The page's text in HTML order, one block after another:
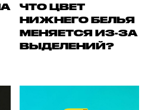
ЧТО ЦВЕТ
НИЖНЕГО БЕЛЬЯ
МЕНЯЕТСЯ ИЗ-ЗА
ВЫДЕЛЕНИЙ?